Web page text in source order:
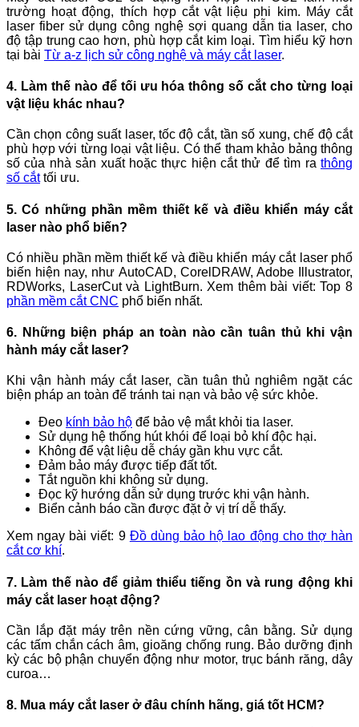
trường hoạt động, thích hợp cắt vật liệu phi kim. Máy cắt
laser fiber sử dụng công nghệ sợi quang dẫn tia laser, cho
độ tập trung cao hơn, phù hợp cắt kim loại. Tìm hiểu kỹ hơn
tại bài Từ a-z lịch sử công nghệ và máy cắt laser.
4. Làm thế nào để tối ưu hóa thông số cắt cho từng loại
vật liệu khác nhau?
Cần chọn công suất laser, tốc độ cắt, tần số xung, chế độ cắt
phù hợp với từng loại vật liệu. Có thể tham khảo bảng thông
số của nhà sản xuất hoặc thực hiện cắt thử để tìm ra thông
số cắttối ưu.
5. Có những phần mềm thiết kế và điều khiển máy cắt
laser nào phổ biến?
Có nhiều phần mềm thiết kế và điều khiển máy cắt laser phổ
biến hiện nay, như AutoCAD, CorelDRAW, Adobe Illustrator,
RDWorks, LaserCut và LightBurn. Xem thêm bài viết: Top 8
phần mềm cắt CNC phổ biến nhất.
6. Những biện pháp an toàn nào cần tuân thủ khi vận
hành máy cắt laser?
Khi vận hành máy cắt laser, cần tuân thủ nghiêm ngặt các
biện pháp an toàn để tránh tai nạn và bảo vệ sức khỏe.
Đeo kính bảo hộ để bảo vệ mắt khỏi tia laser.
Sử dụng hệ thống hút khói để loại bỏ khí độc hại.
Không để vật liệu dễ cháy gần khu vực cắt.
Đảm bảo máy được tiếp đất tốt.
Tắt nguồn khi không sử dụng.
Đọc kỹ hướng dẫn sử dụng trước khi vận hành.
Biển cảnh báo cần được đặt ở vị trí dễ thấy.
Xem ngay bài viết: 9 Đồ dùng bảo hộ lao động cho thợ hàn
cắt cơ khí.
7. Làm thế nào để giảm thiểu tiếng ồn và rung động khi
máy cắt laser hoạt động?
Cần lắp đặt máy trên nền cứng vững, cân bằng. Sử dụng
các tấm chắn cách âm, gioăng chống rung. Bảo dưỡng định
kỳ các bộ phận chuyển động như motor, trục bánh răng, dây
curoa…
8. Mua máy cắt laser ở đâu chính hãng, giá tốt HCM?